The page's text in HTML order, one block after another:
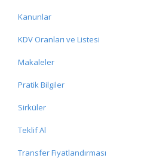
Kanunlar
KDV Oranları ve Listesi
Makaleler
Pratik Bilgiler
Sirküler
Teklif Al
Transfer Fiyatlandırması